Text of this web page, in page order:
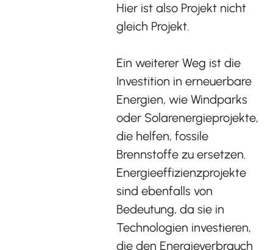
Hier ist also Projekt nicht
gleich Projekt.
Ein weiterer Weg ist die
Investition in erneuerbare
Energien, wie Windparks
oder Solarenergieprojekte,
die helfen, fossile
Brennstoffe zu ersetzen.
Energieeffizienzprojekte
sind ebenfalls von
Bedeutung, da sie in
Technologien investieren,
die den Energieverbrauch